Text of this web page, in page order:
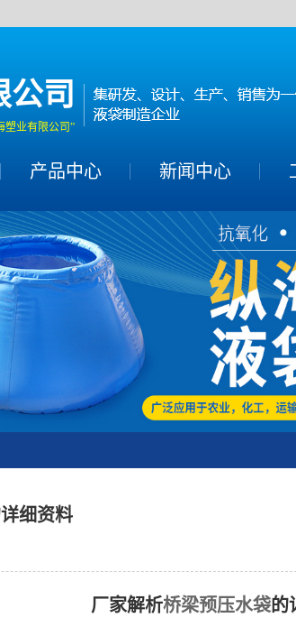
司
塑业有限公司”
产品中心
充气帐篷
储水罐
集装箱液袋
支架水池
红泥软体沼气池
预压水袋
油囊/护油池
充气游乐设施
新闻中心
细资料
厂家解析桥梁预压水袋的